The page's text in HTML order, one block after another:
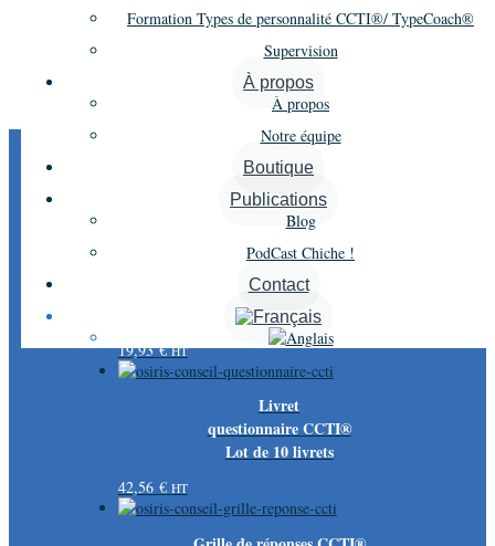
Formation Types de personnalité CCTI®/ TypeCoach®
Supervision
À propos
À propos
Notre équipe
Boutique
Publications
Blog
PodCast Chiche !
Contact
Supports réservés aux qualifiés
typologiques
Portraits-Type CCTI®/MBTI®
19,93€ HT
Livret
questionnaire CCTI®
Lot de 10 livrets
42,56 € HT